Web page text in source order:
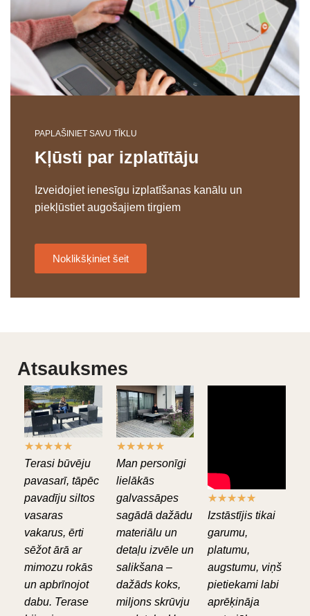
PAPLAŠINIET SAVU TĪKLU
Kļūsti par izplatītāju
Izveidojiet ienesīgu izplatīšanas kanālu un
piekļūstiet augošajiem tirgiem
Noklikšķiniet šeit
Atsauksmes
★★★★★
Terasi būvēju
pavasarī, tāpēc
pavadīju siltos
vasaras
vakarus, ērti
sēžot ārā ar
mimozu rokās
un apbrīnojot
dabu. Terase
★★★★★
Man personīgi
lielākās
galvassāpes
sagādā dažādu
materiālu un
detaļu izvēle un
salikšana –
dažāds koks,
miljons skrūvju
★★★★★
Izstāstījis tikai
garumu,
platumu,
augstumu, viņš
pietiekami labi
aprēķināja